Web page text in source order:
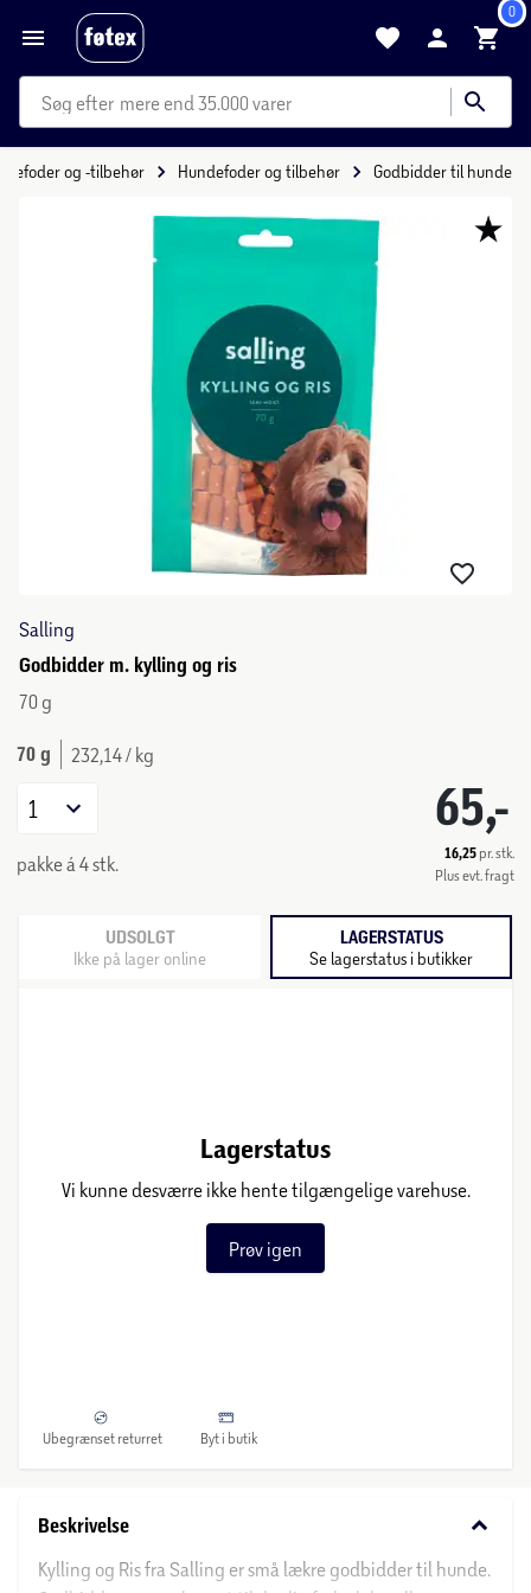
0
mere end 35.000 varer
og -tilbehør Hundefoder og tilbehør Godbidder til hunde
Salling
Godbidder m. kylling og ris
70 g
70 g 232,14 / kg
65,-
16,25 pr. stk.
Plus evt. fragt
1
pakke á 4 stk.
UDSOLGT
Ikke på lager online
LAGERSTATUS
Se lagerstatus i butikker
Lagerstatus
Vi kunne desværre ikke hente tilgængelige varehuse.
Prøv igen
Ubegrænset returret Byt i butik
Beskrivelse keyboard_arrow_down
Kylling og Ris fra Salling er små lækre godbidder til hunde.